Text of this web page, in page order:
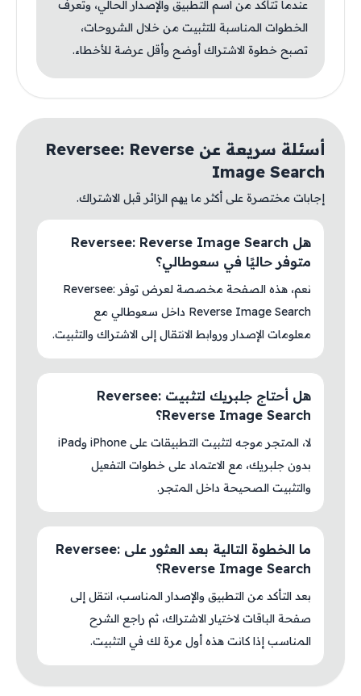
عندما تتأكد من اسم التطبيق والإصدار الحالي، وتعرف
الخطوات المناسبة للتثبيت من خلال الشروحات،
تصبح خطوة الاشتراك أوضح وأقل عرضة للأخطاء.
أسئلة سريعة عن Reversee: Reverse
Image Search
إجابات مختصرة على أكثر ما يهم الزائر قبل الاشتراك.
هل Reversee: Reverse Image Search
متوفر حاليًا في سعوطالي؟
نعم، هذه الصفحة مخصصة لعرض توفر Reversee:
Reverse Image Search داخل سعوطالي مع
معلومات الإصدار وروابط الانتقال إلى الاشتراك والتثبيت.
هل أحتاج جلبريك لتثبيت Reversee:
Reverse Image Search؟
لا، المتجر موجه لتثبيت التطبيقات على iPhone وiPad
بدون جلبريك، مع الاعتماد على خطوات التفعيل
والتثبيت الصحيحة داخل المتجر.
ما الخطوة التالية بعد العثور على Reversee:
Reverse Image Search؟
بعد التأكد من التطبيق والإصدار المناسب، انتقل إلى
صفحة الباقات لاختيار الاشتراك، ثم راجع الشرح
المناسب إذا كانت هذه أول مرة لك في التثبيت.